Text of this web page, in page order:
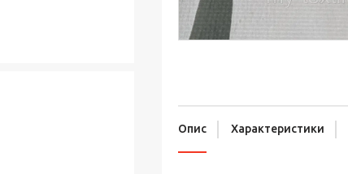
Опис Характеристики